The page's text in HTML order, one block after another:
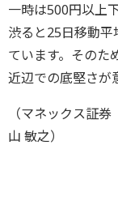
一時は500円以上
渋ると25日移動
ています。そのた
近辺での底堅さが
（マネックス証
山 敏之）